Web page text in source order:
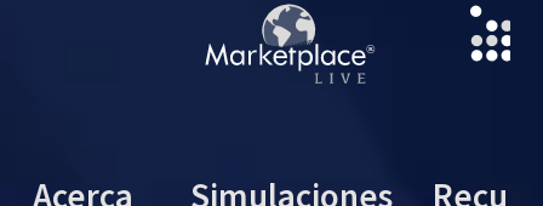
Acerca
Simulaciones